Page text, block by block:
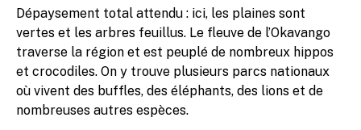
Dépaysement total attendu : ici, les plaines sont
vertes et les arbres feuillus. Le fleuve de l’Okavango
traverse la région et est peuplé de nombreux hippos
et crocodiles. On y trouve plusieurs parcs nationaux
où vivent des buffles, des éléphants, des lions et de
nombreuses autres espèces.